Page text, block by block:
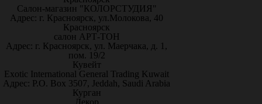
Салон-магазин "КОЛОРСТУДИЯ"
Адрес: г. Красноярск, ул.Молокова, 40
Красноярск
салон АРТ-ТОН
Адрес: г. Красноярск, ул. Маерчака, д. 1,
пом. 19/2
Кувейт
Exotic International General Trading Kuwait
Адрес: P.O. Box 3507, Jeddah, Saudi Arabia
Курган
Декор